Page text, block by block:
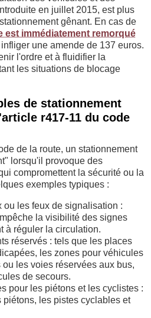
en juillet 2015, est plus
gênant. En cas de
est immédiatement remorqué
une amende de 137 euros.
l'ordre et à fluidifier la
les situations de blocage
de stationnement
r417-11 du code
de la route, un stationnement
lorsqu'il provoque des
compromettent la sécurité ou la
exemples typiques :
ou les feux de signalisation :
la visibilité des signes
à réguler la circulation.
réservés : tels que les places
les zones pour véhicules
les voies réservées aux bus,
de secours.
pour les piétons et les cyclistes :
piétons, les pistes cyclables et